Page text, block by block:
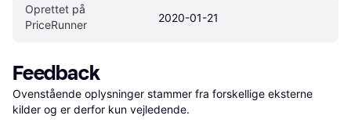
Oprettet på
PriceRunner
2020-01-21
Feedback
Ovenstående oplysninger stammer fra forskellige eksterne
kilder og er derfor kun vejledende.